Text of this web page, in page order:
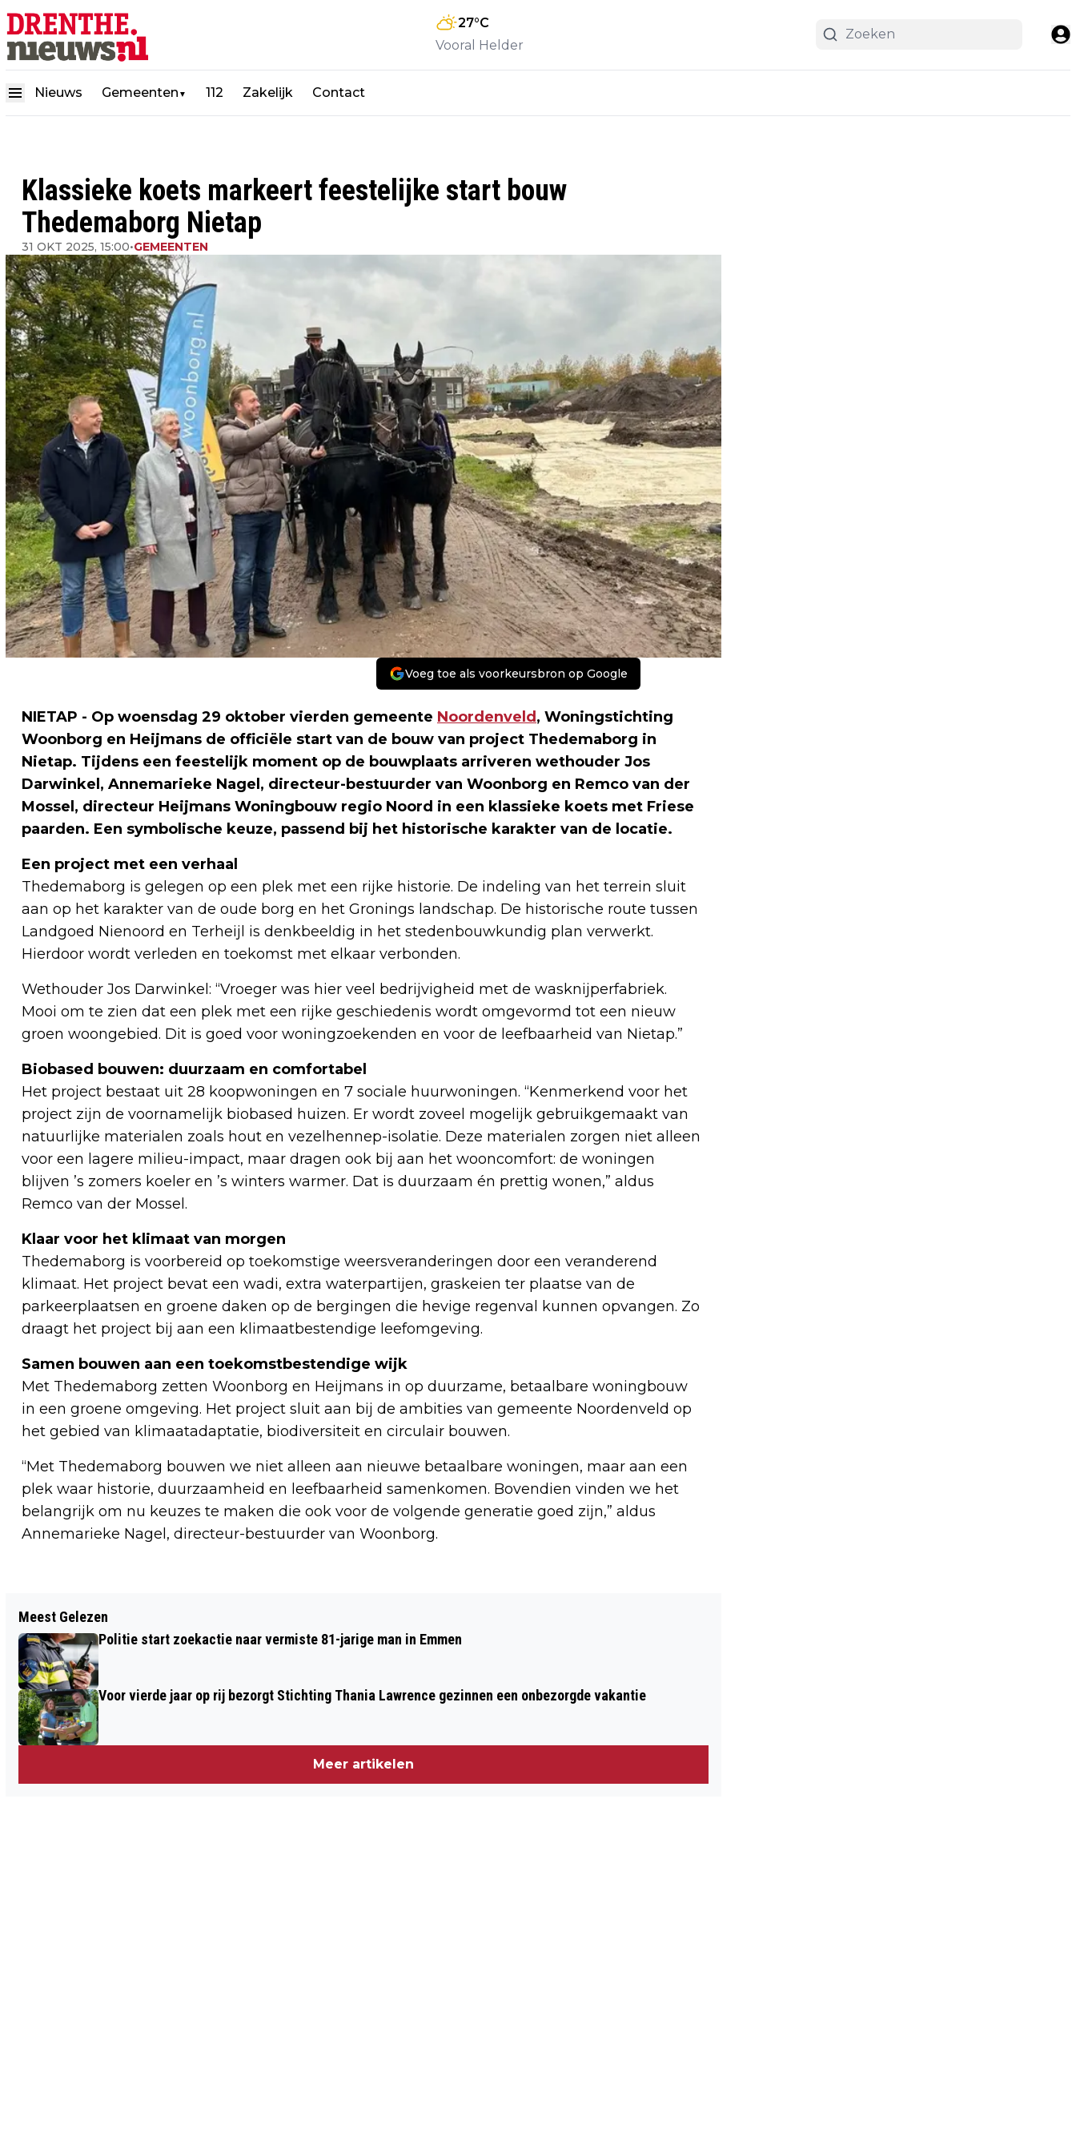
27°C
Vooral Helder
Nieuws Gemeenten ▼ 112 Zakelijk Contact
Klassieke koets markeert feestelijke start bouw
Thedemaborg Nietap
31 OKT 2025, 15:00•GEMEENTEN
Voeg toe als voorkeursbron op Google
NIETAP - Op woensdag 29 oktober vierden gemeente Noordenveld , Woningstichting
Woonborg en Heijmans de officiële start van de bouw van project Thedemaborg in
Nietap. Tijdens een feestelijk moment op de bouwplaats arriveren wethouder Jos
Darwinkel, Annemarieke Nagel, directeur-bestuurder van Woonborg en Remco van der
Mossel, directeur Heijmans Woningbouw regio Noord in een klassieke koets met Friese
paarden. Een symbolische keuze, passend bij het historische karakter van de locatie.
Een project met een verhaal
Thedemaborg is gelegen op een plek met een rijke historie. De indeling van het terrein sluit
aan op het karakter van de oude borg en het Gronings landschap. De historische route tussen
Landgoed Nienoord en Terheijl is denkbeeldig in het stedenbouwkundig plan verwerkt.
Hierdoor wordt verleden en toekomst met elkaar verbonden.
Wethouder Jos Darwinkel: “Vroeger was hier veel bedrijvigheid met de wasknijperfabriek.
Mooi om te zien dat een plek met een rijke geschiedenis wordt omgevormd tot een nieuw
groen woongebied. Dit is goed voor woningzoekenden en voor de leefbaarheid van Nietap.”
Biobased bouwen: duurzaam en comfortabel
Het project bestaat uit 28 koopwoningen en 7 sociale huurwoningen. “Kenmerkend voor het
project zijn de voornamelijk biobased huizen. Er wordt zoveel mogelijk gebruikgemaakt van
natuurlijke materialen zoals hout en vezelhennep-isolatie. Deze materialen zorgen niet alleen
voor een lagere milieu-impact, maar dragen ook bij aan het wooncomfort: de woningen
blijven ’s zomers koeler en ’s winters warmer. Dat is duurzaam én prettig wonen,” aldus
Remco van der Mossel.
Klaar voor het klimaat van morgen
Thedemaborg is voorbereid op toekomstige weersveranderingen door een veranderend
klimaat. Het project bevat een wadi, extra waterpartijen, graskeien ter plaatse van de
parkeerplaatsen en groene daken op de bergingen die hevige regenval kunnen opvangen. Zo
draagt het project bij aan een klimaatbestendige leefomgeving.
Samen bouwen aan een toekomstbestendige wijk
Met Thedemaborg zetten Woonborg en Heijmans in op duurzame, betaalbare woningbouw
in een groene omgeving. Het project sluit aan bij de ambities van gemeente Noordenveld op
het gebied van klimaatadaptatie, biodiversiteit en circulair bouwen.
“Met Thedemaborg bouwen we niet alleen aan nieuwe betaalbare woningen, maar aan een
plek waar historie, duurzaamheid en leefbaarheid samenkomen. Bovendien vinden we het
belangrijk om nu keuzes te maken die ook voor de volgende generatie goed zijn,” aldus
Annemarieke Nagel, directeur-bestuurder van Woonborg.
WILDLANDS EN NHL STENDEN TROTS OP
PUBLIEKSPRIJS DE DUURZAME DERTIG
GROTE BRAND IN BEDRIJFSPAND VAN
Meest Gelezen
Politie start zoekactie naar vermiste 81-jarige man in Emmen
Voor vierde jaar op rij bezorgt Stichting Thania Lawrence gezinnen een onbezorgde vakantie
Meer artikelen